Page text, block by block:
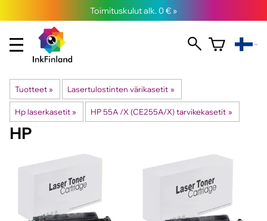
Toimituskulut alk. 0 € »
Tuotteet ‪» Lasertulostinten värikasetit ‪»
Hp laserkasetit ‪» HP 55A /X (CE255A/X) tarvikekasetit ‪»
HP